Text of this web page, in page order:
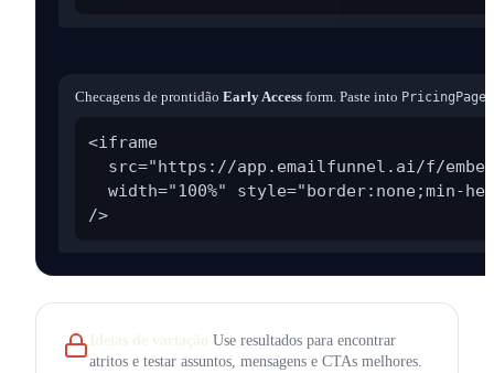
Checagens de prontidãoEarly Access form. Paste into PricingPage
<iframe
src="https://app.emailfunnel.ai/f/
width="100%" style="border:none;min-
/>
Use resultados para encontrar
atritos e testar assuntos, mensagens e CTAs melhores.